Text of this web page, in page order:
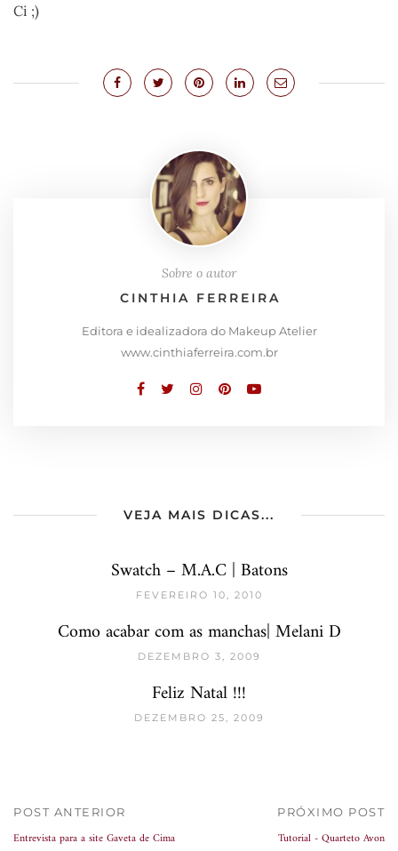
Ci ;)
Sobre o autor
CINTHIA FERREIRA
Editora e idealizadora do Makeup Atelier
www.cinthiaferreira.com.br
VEJA MAIS DICAS...
Swatch – M.A.C | Batons
FEVEREIRO 10, 2010
Como acabar com as manchas| Melani D
DEZEMBRO 3, 2009
Feliz Natal !!!
DEZEMBRO 25, 2009
POST ANTERIOR
Entrevista para a site Gaveta de Cima
PRÓXIMO POST
Tutorial - Quarteto Avon